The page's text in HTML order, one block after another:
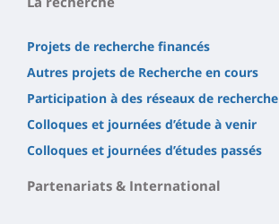
Projets de recherche financés
Autres projets de Recherche en cours
Participation à des réseaux de recherche
Colloques et journées d’étude à venir
Colloques et journées d’études passés
Partenariats & International